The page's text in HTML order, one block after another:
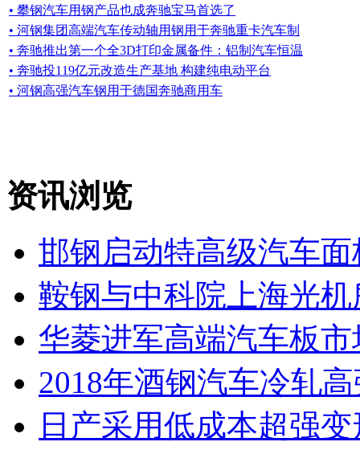
• 攀钢汽车用钢产品也成奔驰宝马首选了
• 河钢集团高端汽车传动轴用钢用于奔驰重卡汽车制
• 奔驰推出第一个全3D打印金属备件：铝制汽车恒温
• 奔驰投119亿元改造生产基地 构建纯电动平台
• 河钢高强汽车钢用于德国奔驰商用车
资讯浏览
邯钢启动特高级汽车
鞍钢与中科院上海光
华菱进军高端汽车板市
2018年酒钢汽车冷轧
日产采用低成本超强